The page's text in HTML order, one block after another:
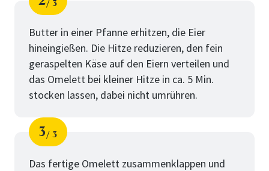
Schritt
von
3
Butter in einer Pfanne erhitzen, die Eier
hineingießen. Die Hitze reduzieren, den fein
geraspelten Käse auf den Eiern verteilen und
das Omelett bei kleiner Hitze in ca. 5 Min.
stocken lassen, dabei nicht umrühren.
Schritt
3
von
3
Das fertige Omelett zusammenklappen und